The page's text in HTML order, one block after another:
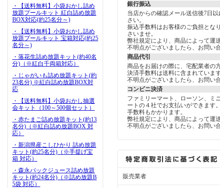
・【送料無料】小袋おかし詰め
放題プールキット 紅白詰め放題
BOX対応(約25名分～)
・【送料無料】小袋おかし詰め
放題プールキット 宝箱対応(約25
名分～)
・落花生詰め放題キット(約40名
分)（※紅白千両箱対応）
・じゃがいも詰め放題キット(約
23名分) ※紅白詰め放題BOX対
応
・【送料無料】小袋おかし抽選
会キット（100～500個セット）
・赤たまご詰め放題キット(約13
名分)（※紅白詰め放題BOX 対
応）
・新潟県産こしひかり 詰め放題
キット(約25名分)（※手提げ宝
箱 対応）
・森永パックジュース詰め放題
キット(約24名分)（※詰め放題B
5袋 対応）
銀行振込
当店からの確認メール送信後7日
さい。
振込手数料はお客様のご負担とな
さいませ。
弊社規定により、商品によって運
不明点がございましたら、お問い
商品代引
商品をお届けの際に、宅配業者の
決済手数料は送料に含まれていま
不明点がございましたら、お問い
コンビニ決済
ファミリーマート、ローソン、ミ
ートの４社でお支払いができます
手数料もかかります。
弊社規定により、商品によって運
不明点がございましたら、お問い
販売業者